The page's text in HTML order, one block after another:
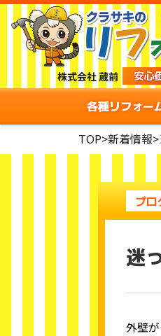
各種リフォー
TOP>新着情報>
ブロ
迷
外壁